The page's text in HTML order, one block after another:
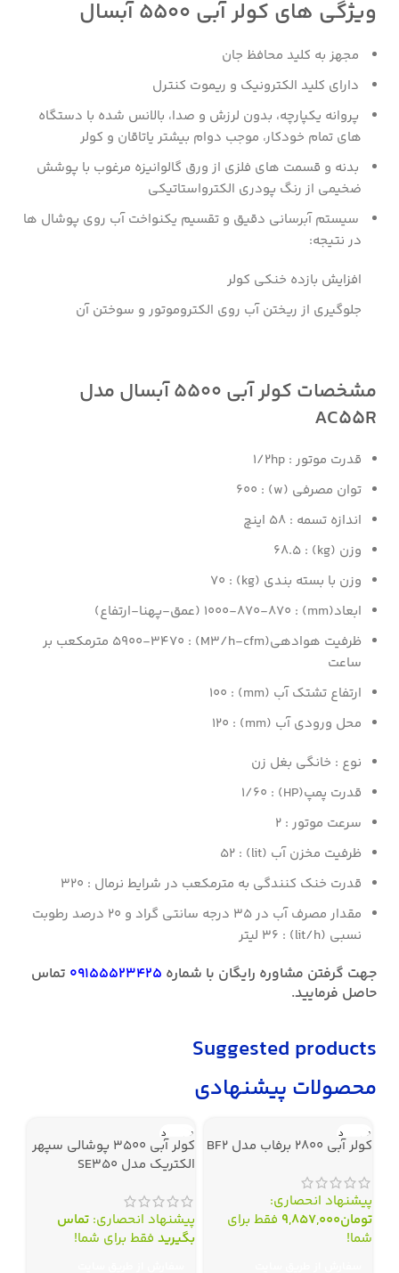
ویژگی های کولر آبی 5500 آبسال
مجهز به کلید محافظ جان
دارای کلید الکترونیک و ریموت کنترل
پروانه یکپارچه، بدون لرزش و صدا، بالانس شده با دستگاه
های تمام خودکار، موجب دوام بیشتر یاتاقان و کولر
بدنه و قسمت های فلزی از ورق گالوانیزه مرغوب با پوشش
ضخیمی از رنگ پودری الکترواستاتیکی
سیستم آبرسانی دقیق و تقسیم یکنواخت آب روی پوشال ها
در نتیجه:
افزایش بازده خنکی کولر
جلوگیری از ریختن آب روی الکتروموتور و سوختن آن
مشخصات کولر آبی 5500 آبسال مدل
AC55R
قدرت موتور : ۱/۲hp
توان مصرفی (w) : ۶۰۰
اندازه تسمه : ۵۸ اینچ
وزن (kg) : ۶۸.۵
وزن با بسته بندی (kg) : ۷۰
ابعاد(mm) : ۱۰۰۰-۸۷۰-۸۷۰ (عمق-پهنا-ارتفاع)
ظرفیت هوادهی(M۳/h-cfm) : ۵۹۰۰-۳۴۷۰ مترمکعب بر
ساعت
ارتفاع تشتک آب (mm) : ۱۰۰
محل ورودی آب (mm) : ۱۲۰
نوع : خانگی بغل زن
قدرت پمپ(HP) : ۱/۶۰
سرعت موتور : ۲
ظرفیت مخزن آب (lit) : ۵۲
قدرت خنک کنندگی به مترمکعب در شرایط نرمال : ۳۲۰
مقدار مصرف آب در ۳۵ درجه سانتی گراد و ۲۰ درصد رطوبت
نسبی (lit/h) : ۳۶ لیتر
جهت گرفتن مشاوره رایگان با شماره 09155523425 تماس
حاصل فرمایید.
Suggested products
محصولات پیشنهادی
ناموجود
کولر آبی 2800 برفاب مدل BF2
پیشنهاد انحصاری:
تومان9,857,000 فقط برای
شما!
ناموجود
کولر آبی 3500 پوشالی سپهر
الکتریک مدل SE350
پیشنهاد انحصاری: تماس
بگیرید فقط برای شما!